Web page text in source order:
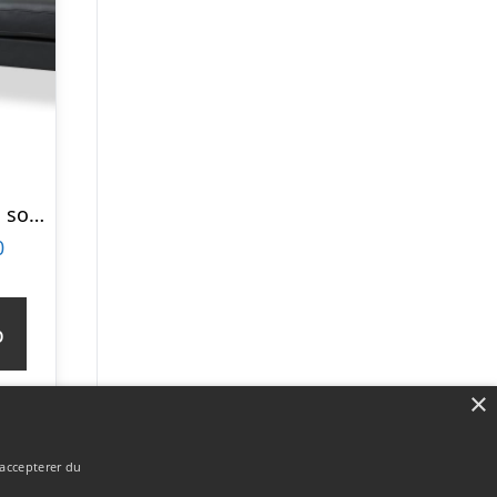
Ask sæt 54 U OE sofa, m. venstre chaiselong – sort semianilin læder og natur træ
×
du